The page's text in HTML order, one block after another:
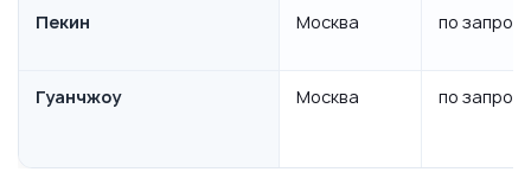
Пекин Москва по запросу
Гуанчжоу Москва по запросу